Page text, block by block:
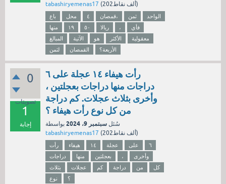
tabashiryemenas17 ( 202ألف نقاط)
باع محل ٤ قمصان، ثمن
الواحد
منها
١٩ ٥٠ ريالا ،
فأي
المبالغ
الآتية هو الأكثر
معقولية
لثمن
القمصان الأربعة؟
0
تصويتات
1
إجابة
رأت هيفاء ١٤ عجلة على ٦
دراجات منها دراجات بعجلتين ،
وأخرى بثلاث عجلات. کم دراجة
من كل نوع رأت هيفاء ؟
سُئل سبتمبر 9، 2024
بواسطة
tabashiryemenas17 ( 202ألف نقاط)
رأت هيفاء ١٤ عجلة على
٦
دراجات
منها بعجلتين ،
وأخرى
بثلاث
عجلات کم دراجة من
كل
نوع
؟